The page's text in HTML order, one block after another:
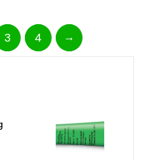
3 4 →